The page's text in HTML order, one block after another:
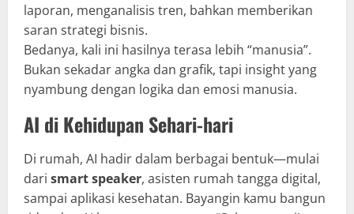
laporan, menganalisis tren, bahkan memberikan
saran strategi bisnis.
Bedanya, kali ini hasilnya terasa lebih “manusia”.
Bukan sekadar angka dan grafik, tapi insight yang
nyambung dengan logika dan emosi manusia.
AI di Kehidupan Sehari-hari
Di rumah, AI hadir dalam berbagai bentuk—mulai
dari smart speaker, asisten rumah tangga digital,
sampai aplikasi kesehatan. Bayangin kamu bangun